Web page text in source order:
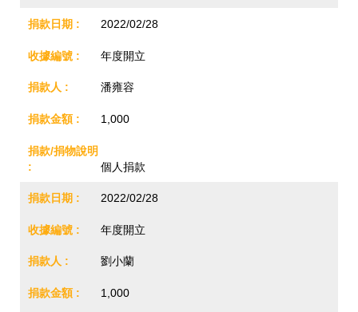
2022/02/28
年度開立
潘雍容
1,000
個人捐款
2022/02/28
年度開立
劉小蘭
1,000